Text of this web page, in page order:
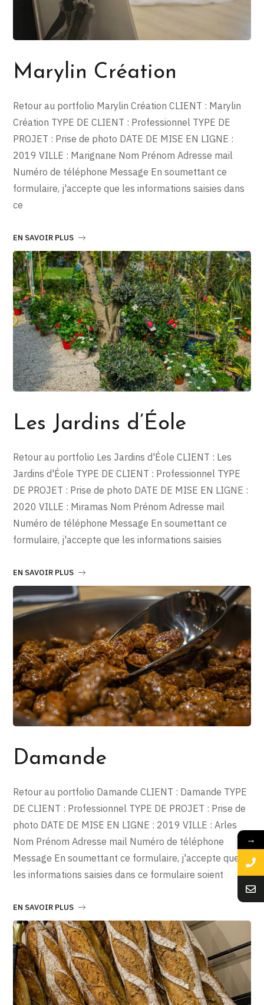
Marylin Création
Retour au portfolio Marylin Création CLIENT : Marylin
Création TYPE DE CLIENT : Professionnel TYPE DE
PROJET : Prise de photo DATE DE MISE EN LIGNE :
2019 VILLE : Marignane Nom Prénom Adresse mail
Numéro de téléphone Message En soumettant ce
formulaire, j'accepte que les informations saisies dans
ce
EN SAVOIR PLUS
Les Jardins d’Éole
Retour au portfolio Les Jardins d'Éole CLIENT : Les
Jardins d'Éole TYPE DE CLIENT : Professionnel TYPE
DE PROJET : Prise de photo DATE DE MISE EN LIGNE :
2020 VILLE : Miramas Nom Prénom Adresse mail
Numéro de téléphone Message En soumettant ce
formulaire, j'accepte que les informations saisies
EN SAVOIR PLUS
Damande
Retour au portfolio Damande CLIENT : Damande TYPE
DE CLIENT : Professionnel TYPE DE PROJET : Prise de
photo DATE DE MISE EN LIGNE : 2019 VILLE : Arles
Nom Prénom Adresse mail Numéro de téléphone
Message En soumettant ce formulaire, j'accepte que
les informations saisies dans ce formulaire soient
EN SAVOIR PLUS
→